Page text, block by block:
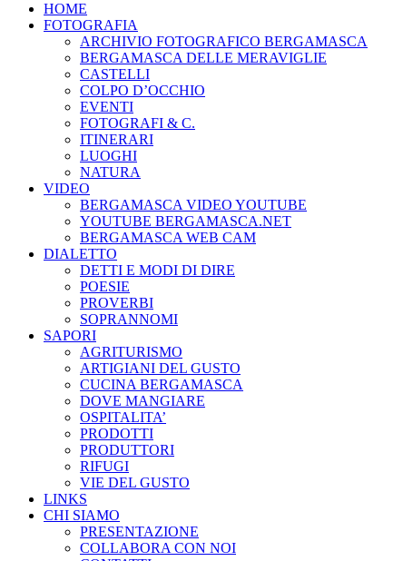
HOME
FOTOGRAFIA
ARCHIVIO FOTOGRAFICO BERGAMASCA
BERGAMASCA DELLE MERAVIGLIE
CASTELLI
COLPO D’OCCHIO
EVENTI
FOTOGRAFI & C.
ITINERARI
LUOGHI
NATURA
VIDEO
BERGAMASCA VIDEO YOUTUBE
YOUTUBE BERGAMASCA.NET
BERGAMASCA WEB CAM
DIALETTO
DETTI E MODI DI DIRE
POESIE
PROVERBI
SOPRANNOMI
SAPORI
AGRITURISMO
ARTIGIANI DEL GUSTO
CUCINA BERGAMASCA
DOVE MANGIARE
OSPITALITA’
PRODOTTI
PRODUTTORI
RIFUGI
VIE DEL GUSTO
LINKS
CHI SIAMO
PRESENTAZIONE
COLLABORA CON NOI